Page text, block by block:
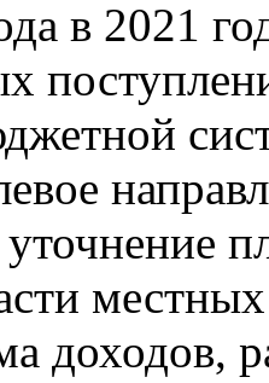
в 2021
доходов,